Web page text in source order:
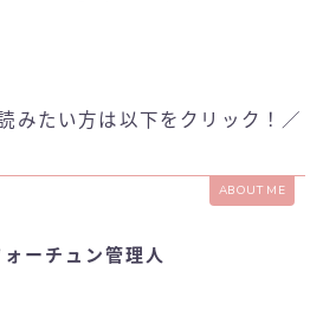
みたい方は以下をクリック！／
ABOUT ME
ーチュン管理人